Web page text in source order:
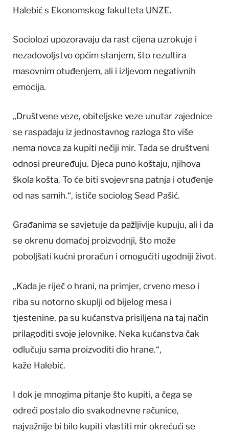
Halebić s Ekonomskog fakulteta UNZE.
Sociolozi upozoravaju da rast cijena uzrokuje i
nezadovoljstvo općim stanjem, što rezultira
masovnim otuđenjem, ali i izljevom negativnih
emocija.
„Društvene veze, obiteljske veze unutar zajednice
se raspadaju iz jednostavnog razloga što više
nema novca za kupiti nečiji mir. Tada se društveni
odnosi preuređuju. Djeca puno koštaju, njihova
škola košta. To će biti svojevrsna patnja i otuđenje
od nas samih.“, ističe sociolog Sead Pašić.
Građanima se savjetuje da pažljivije kupuju, ali i da
se okrenu domaćoj proizvodnji, što može
poboljšati kućni proračun i omogućiti ugodniji život.
„Kada je riječ o hrani, na primjer, crveno meso i
riba su notorno skuplji od bijelog mesa i
tjestenine, pa su kućanstva prisiljena na taj način
prilagoditi svoje jelovnike. Neka kućanstva čak
odlučuju sama proizvoditi dio hrane.“,
kaže Halebić.
I dok je mnogima pitanje što kupiti, a čega se
odreći postalo dio svakodnevne računice,
najvažnije bi bilo kupiti vlastiti mir okrećući se